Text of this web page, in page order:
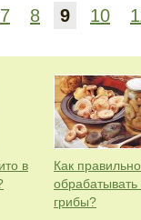
7 8 9 10
в
Как правильно
грибы?